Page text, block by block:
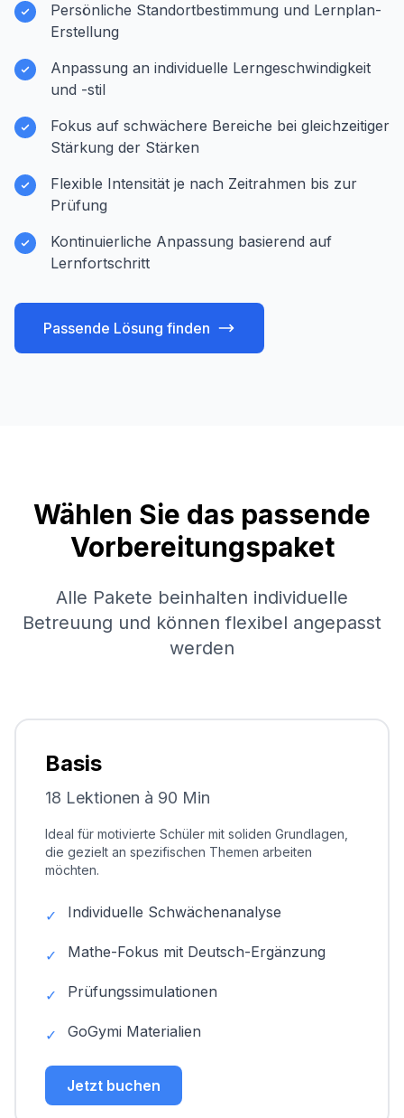
Persönliche Standortbestimmung und Lernplan-
Erstellung
Anpassung an individuelle Lerngeschwindigkeit
und -stil
Fokus auf schwächere Bereiche bei gleichzeitiger
Stärkung der Stärken
Flexible Intensität je nach Zeitrahmen bis zur
Prüfung
Kontinuierliche Anpassung basierend auf
Lernfortschritt
Passende Lösung finden
Wählen Sie das passende
Vorbereitungspaket
Alle Pakete beinhalten individuelle
Betreuung und können flexibel angepasst
werden
Basis
18 Lektionen à 90 Min
Ideal für motivierte Schüler mit soliden Grundlagen,
die gezielt an spezifischen Themen arbeiten
möchten.
✓ Individuelle Schwächenanalyse
✓ Mathe-Fokus mit Deutsch-Ergänzung
✓ Prüfungssimulationen
✓ GoGymi Materialien
Jetzt buchen